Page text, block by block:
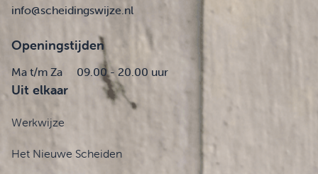
info@scheidingswijze.nl
Openingstijden
Ma t/m Za 09.00 - 20.00 uur
Uit elkaar
Werkwijze
Het Nieuwe Scheiden